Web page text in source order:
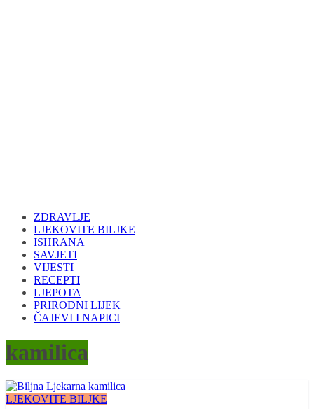
ZDRAVLJE
LJEKOVITE BILJKE
ISHRANA
SAVJETI
VIJESTI
RECEPTI
LJEPOTA
PRIRODNI LIJEK
ČAJEVI I NAPICI
kamilica
LJEKOVITE BILJKE